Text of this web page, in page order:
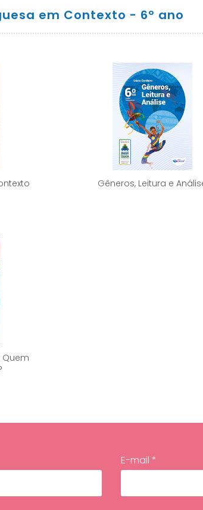
em Contexto - 6º ano
Gêneros, Leitura e
E-mail *